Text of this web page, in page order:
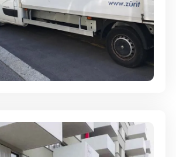
- Für Privatumzüge